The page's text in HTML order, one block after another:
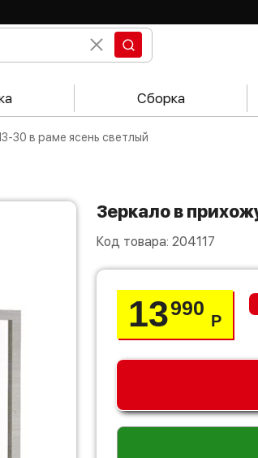
Сборка
30 в раме ясень светлый
Зеркало в
Код товара: 204117
13990
Р